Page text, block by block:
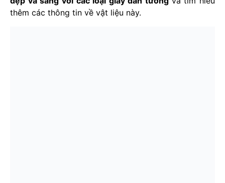
thêm các thông tin về vật liệu này.